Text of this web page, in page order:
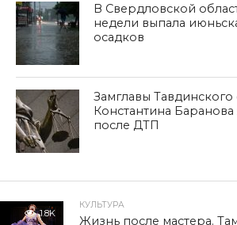
В Свердловской
недели выпала
осадков
Замглавы Тавдинского
Константина
после ДТП
1.8K
КУЛЬТУРА
Жизнь после мастера.